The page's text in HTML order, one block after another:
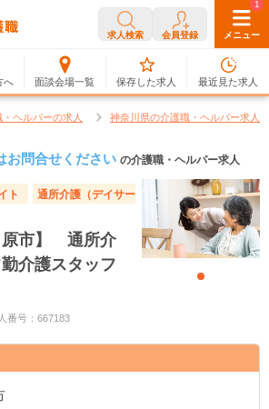
求人検索 会員登録 メニュー
へ 面談会場一覧
0
保存した求人
1
最近見た求人
ヘルパーの求人 神奈川県の介護職・ヘルパー求人
問合せください の介護職・ヘルパー求人
ト
通所介護（デイサー
原市】 通所介
介護スタッフ
番号：667183